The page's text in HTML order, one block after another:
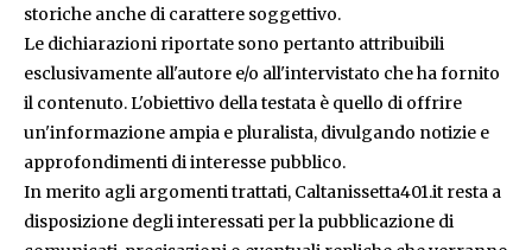
storiche anche di carattere soggettivo.
Le dichiarazioni riportate sono pertanto attribuibili
esclusivamente all'autore e/o all'intervistato che ha fornito
il contenuto. L'obiettivo della testata è quello di offrire
un'informazione ampia e pluralista, divulgando notizie e
approfondimenti di interesse pubblico.
In merito agli argomenti trattati, Caltanissetta401.it resta a
disposizione degli interessati per la pubblicazione di